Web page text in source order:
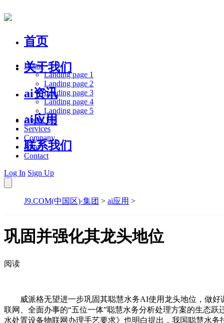
首页
关于我们
ai资讯
ai应用
联系我们
Home
Landing page 1
Landing page 2
Landing page 3
Landing page 4
Landing page 5
About Us
Services
Company
Blog
Contact
Log In Sign Up
J9.COM(中国区)·集团 > ai应用 >
巩固并强化其龙头地位
阅读
威派格无望进一步巩固其聪慧水务AI使用龙头地位，做好
联网、全面办事的“五位一体”聪慧水务分析处理方案的生态
水处置设备物联网办理手艺要求》也明白提出，我国聪慧水